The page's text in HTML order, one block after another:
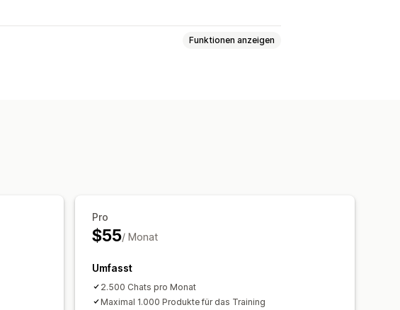
Funktionen anzeigen
Begrüßungsnachrichten
Pro
$55/ Monat
Umfasst
2.500 Chats pro Monat
Maximal 1.000 Produkte für das Training